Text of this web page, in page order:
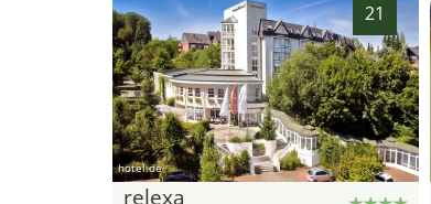
21
hotel.de
relexa